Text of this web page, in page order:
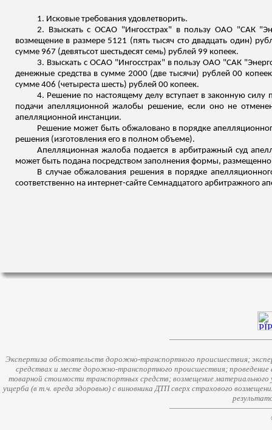
1. Исковые требования удовлетворить.
2. Взыскать с ОСАО "Ингосстрах" в пользу ОАО "САК "
возмещение в размере 5121 (пять тысяч сто двадцать один)
сумме 967 (девятьсот шестьдесят семь) рублей 99 копеек.
3. Взыскать с ОСАО "Ингосстрах" в пользу ОАО "САК "
денежные средства в сумме 2000 (две тысячи) рублей 00
сумме 406 (четыреста шесть) рублей 00 копеек.
4. Решение по настоящему делу вступает в законную силу
подачи апелляционной жалобы решение, если оно не
апелляционной инстанции.
Решение может быть обжаловано в порядке
решения (изготовления его в полном объеме).
Апелляционная жалоба подается в арбитражный суд
может быть подана посредством заполнения формы,
В случае обжалования решения в порядке
соответственно на интернет-сайте Семнадцатого арбитражного
Экспертиза обстоятельств дорожно-транспортного происшествия;
средствах и месте дорожно-транспортного происшествия;
товарной стоимости транспортных средств; возмещение
ущерба (в т.ч. вреда здоровью) с виновника ДТП сверх страхового